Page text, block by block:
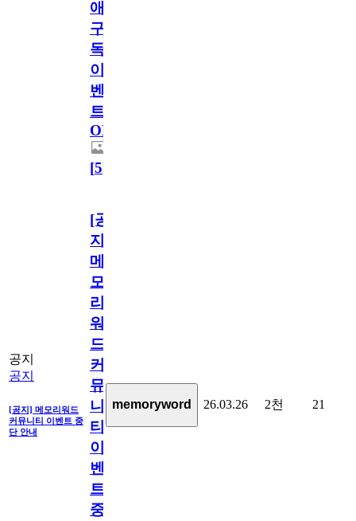
애
구
독
이
벤
트
OPEN!
[5]
공지
공지
[공지] 메모리워드
커뮤니티 이벤트 중
단 안내
[공
지]
메
모
리
워
드
커
뮤
니
티
이
벤
트
중
memoryword 26.03.26 2천 21